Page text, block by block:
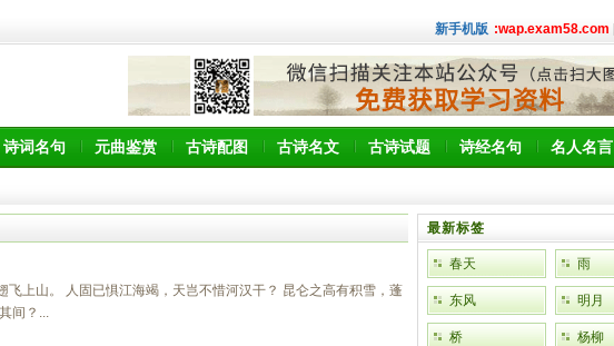
新手机版 :wap.exam58.com
诗词名句 元曲鉴赏 古诗配图 古诗名文 古诗试题 诗经名句 名人名言
飞上山。 人固已惧江海竭，天岂不惜河汉干？ 昆仑之高有积雪，蓬
间？...
最新标签
春天 雨
东风 明月
桥 杨柳